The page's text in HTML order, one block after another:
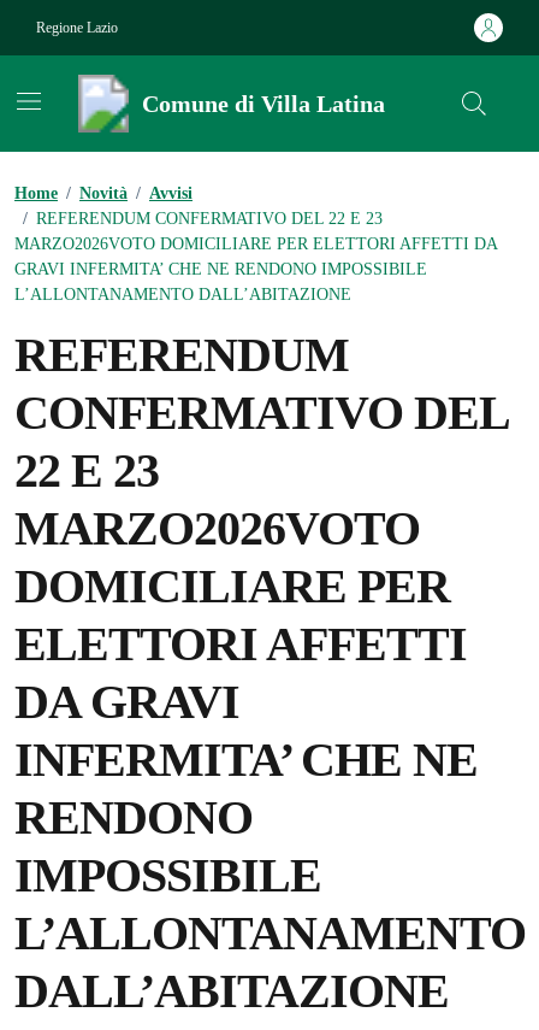
Regione Lazio
Comune di Villa Latina
Home / Novità / Avvisi
/ REFERENDUM CONFERMATIVO DEL 22 E 23
MARZO2026VOTO DOMICILIARE PER ELETTORI AFFETTI DA
GRAVI INFERMITA’ CHE NE RENDONO IMPOSSIBILE
L’ALLONTANAMENTO DALL’ABITAZIONE
REFERENDUM
CONFERMATIVO DEL
22 E 23
MARZO2026VOTO
DOMICILIARE PER
ELETTORI AFFETTI
DA GRAVI
INFERMITA’ CHE NE
RENDONO
IMPOSSIBILE
L’ALLONTANAMENTO
DALL’ABITAZIONE